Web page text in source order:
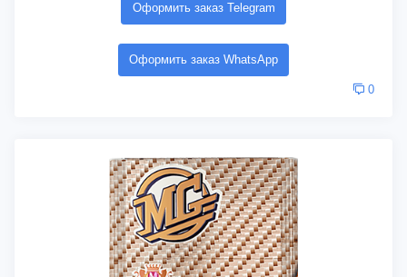
Оформить заказ Telegram
Оформить заказ WhatsApp
0